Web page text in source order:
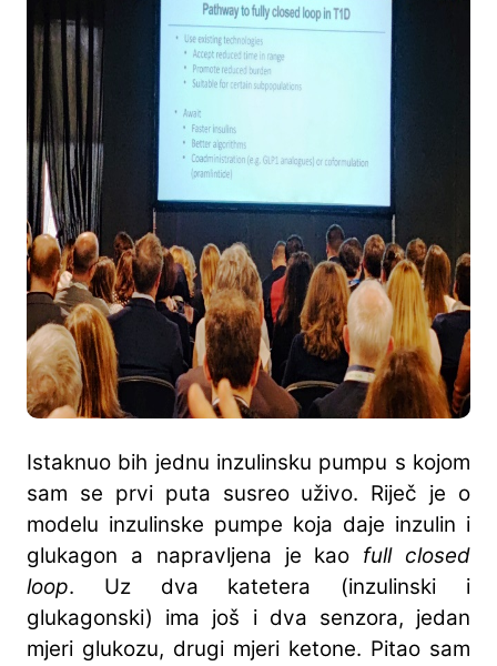
Istaknuo bih jednu inzulinsku pumpu s kojom
sam se prvi puta susreo uživo. Riječ je o
modelu inzulinske pumpe koja daje inzulin i
glukagon a napravljena je kao full closed
loop. Uz dva katetera (inzulinski i
glukagonski) ima još i dva senzora, jedan
mjeri glukozu, drugi mjeri ketone. Pitao sam